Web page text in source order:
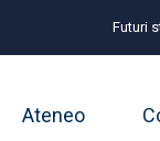
Futuri
Ateneo